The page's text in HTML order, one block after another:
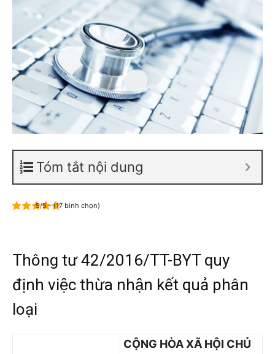
Tóm tắt nội dung
5/5 - (17 bình chọn)
Thông tư 42/2016/TT-BYT quy
định việc thừa nhận kết quả phân
loại
CỘNG HÒA XÃ HỘI CHỦ